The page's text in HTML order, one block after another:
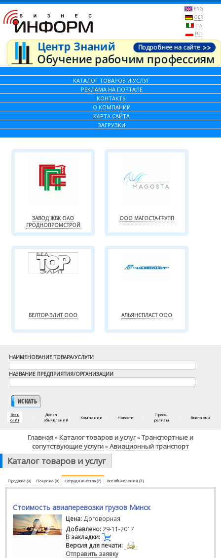
ENG
GER
ITA
POL
КАТАЛОГ ТОВАРОВ И УСЛУГ
РЕКЛАМА НА ПОРТАЛЕ
КОНТАКТЫ
О КОМПАНИИ
КАРТА САЙТА
ЗАГРУЗКИ
ЗАВОД ЖБК ОАО
ГРОДНОПРОМСТРОЙ
ООО МАГОСТА-ГРУПП
БЕЛТОР-ЭЛИТ ООО АЛЬЯНСПЛАСТ ООО
НАИМЕНОВАНИЕ ТОВАРА/УСЛУГИ
НАЗВАНИЕ ПРЕДПРИЯТИЯ/ОРГАНИЗАЦИИ
Весь
сайт
Доска
объявлений
Компании Новости
Пресс-
релизы
Выставки
Главная» Каталог товаров и услуг»Транспортные и
сопутствующие услуги»Авиационный транспорт
Каталог товаров и услуг
Продажа (0) Покупка (0) Сотрудничество (7) Все объявления (7)
Стоимость авиаперевозки грузов Минск
Цена: Договорная
Добавлено: 29-11-2017
В закладки:
Версия для печати:
Отправить заявку